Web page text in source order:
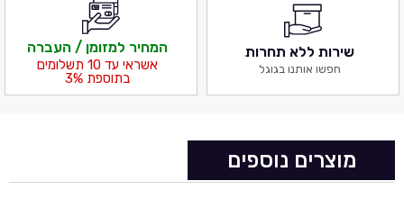
שירות ללא תחרות
חפשו אותנו בגוגל
המחיר למזומן / העברה
אשראי עד 10 תשלומים
בתוספת 3%
מוצרים נוספים